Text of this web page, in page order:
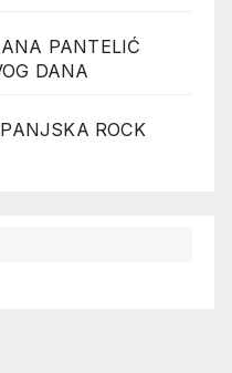
PANTELIĆ
DANA
ROCK